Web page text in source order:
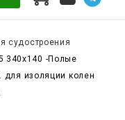
судостроения
340x140 -Полые
для изоляции колен